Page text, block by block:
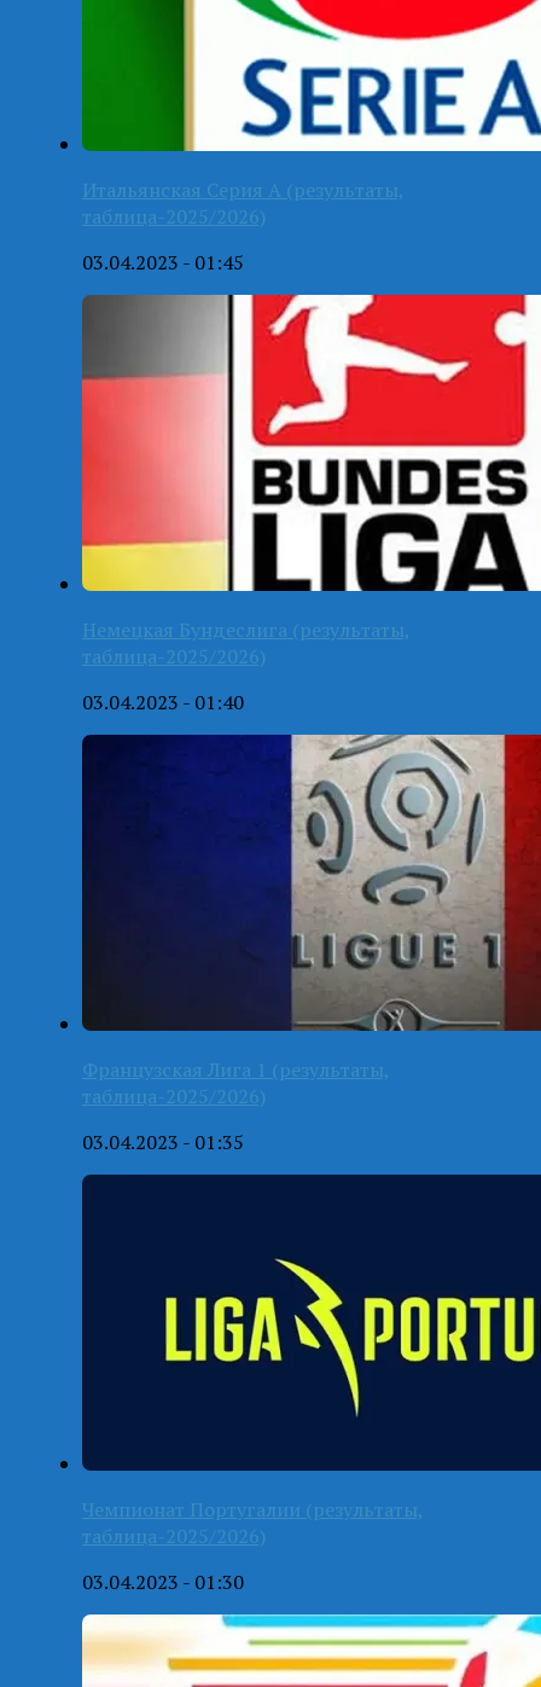
Итальянская Серия А (результаты,
таблица-2025/2026)
03.04.2023 - 01:45
Немецкая Бундеслига (результаты,
таблица-2025/2026)
03.04.2023 - 01:40
Французская Лига 1 (результаты,
таблица-2025/2026)
03.04.2023 - 01:35
Чемпионат Португалии (результаты,
таблица-2025/2026)
03.04.2023 - 01:30